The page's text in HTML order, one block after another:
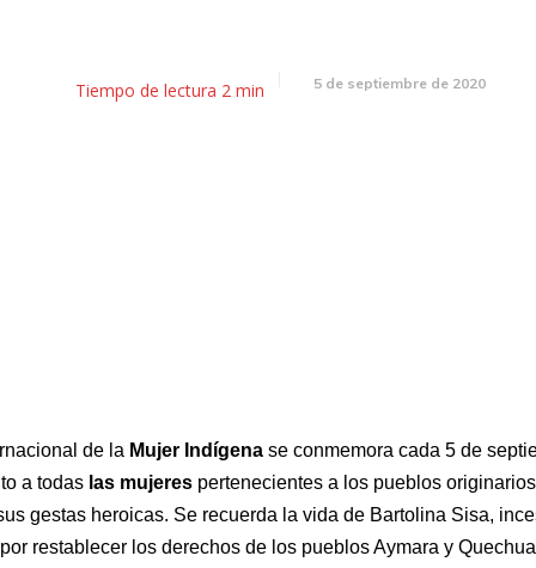
Tiempo de lectura 2 min 5 de septiembre de 2020
de la Mujer Indígena se conmemora cada 5 de
a todas las mujeres pertenecientes a los pueblos
gestas heroicas. Se recuerda la vida de Bartolina Sisa,
restablecer los derechos de los pueblos Aymara y